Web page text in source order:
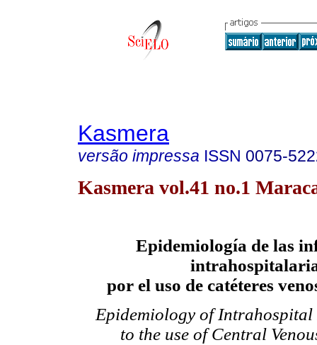
Kasmera
versão impressa ISSN 0075-
Kasmera vol.41 no.1
Epidemiología de las
por el uso de catéteres
Epidemiology of Intrahospital
to the use of Central